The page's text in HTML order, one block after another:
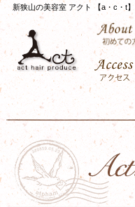
新狭山の美容室 アクト 【a・c・t】